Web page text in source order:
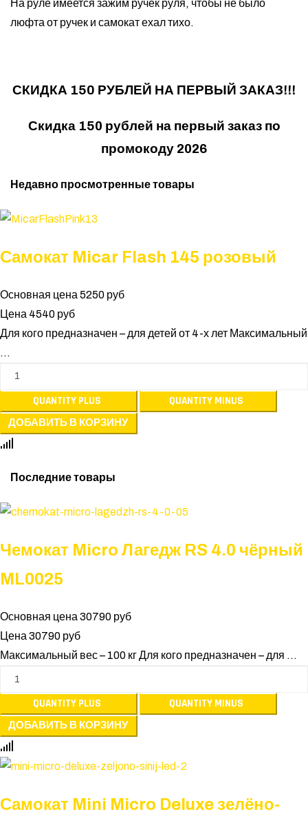
На руле имеется зажим ручек руля, чтобы не было
люфта от ручек и самокат ехал тихо.
СКИДКА 150 РУБЛЕЙ НА ПЕРВЫЙ ЗАКАЗ!!!
Скидка 150 рублей на первый заказ по
промокоду 2026
Недавно просмотренные товары
Самокат Micar Flash 145 розовый
Основная цена 5250 руб
Цена 4540 руб
Для кого предназначен – для детей от 4-х лет Максимальный
...
Последние товары
Чемокат Micro Лагедж RS 4.0 чёрный
ML0025
Основная цена 30790 руб
Цена 30790 руб
Максимальный вес – 100 кг Для кого предназначен – для ...
Самокат Mini Micro Deluxe зелёно-